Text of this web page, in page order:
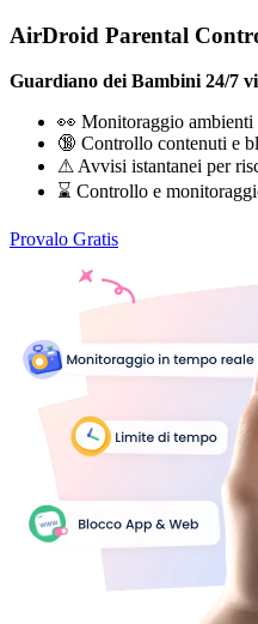
AirDroid Parental
Guardiano dei Bambini 24/7
👀 Monitoraggio ambienti
🔞 Controllo contenuti e
⚠ Avvisi istantanei per
⌛ Controllo e
Provalo Gratis